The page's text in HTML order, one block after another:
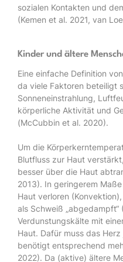
sozialen Kontakten und
(Kemen et al. 2021, van
Kinder und ältere
Eine einfache Definition
da viele Faktoren beteiligt
Sonneneinstrahlung,
körperliche Aktivität und
(McCubbin et al. 2020).
Um die
Blutfluss zur Haut
besser über die Haut
2013). In geringerem
Haut verloren
als Schweiß
Verdunstungskälte mit
Haut. Dafür muss das
benötigt entsprechend
2022). Da (aktive) ältere